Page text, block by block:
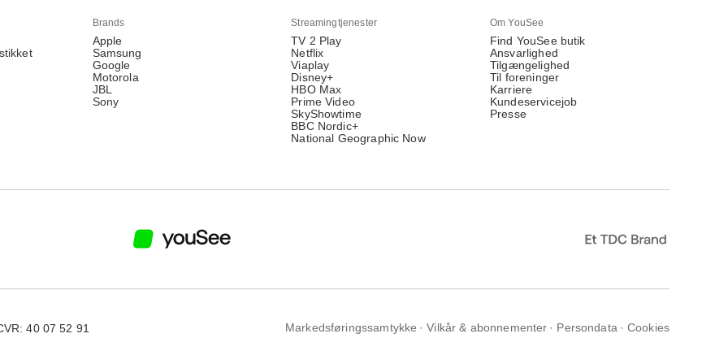
Brands
Apple
Samsung
Google
Motorola
JBL
Sony
Streamingtjenester
TV 2 Play
Netflix
Viaplay
Disney+
HBO Max
Prime Video
SkyShowtime
BBC Nordic+
National Geographic Now
Om YouSee
Find YouSee butik
Ansvarlighed
Tilgængelighed
Til foreninger
Karriere
Kundeservicejob
Presse
40 07 52 91 Markedsføringssamtykke Vilkår & abonnementer Persondata Cookies